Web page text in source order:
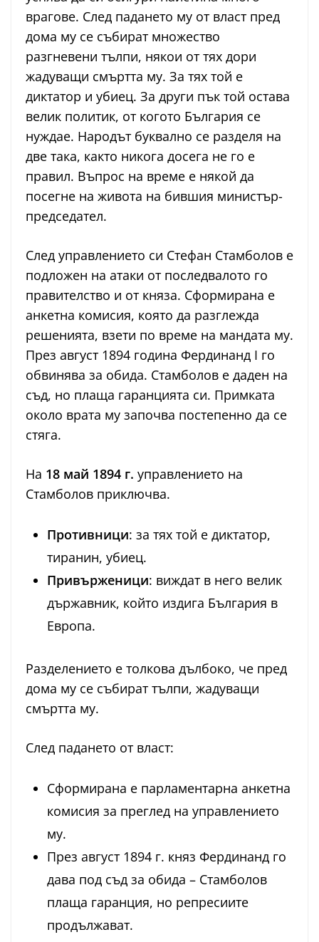
врагове. След падането му от власт пред
дома му се събират множество
разгневени тълпи, някои от тях дори
жадуващи смъртта му. За тях той е
диктатор и убиец. За други пък той остава
велик политик, от когото България се
нуждае. Народът буквално се разделя на
две така, както никога досега не го е
правил. Въпрос на време е някой да
посегне на живота на бившия министър-
председател.
След управлението си Стефан Стамболов е
подложен на атаки от последвалото го
правителство и от княза. Сформирана е
анкетна комисия, която да разглежда
решенията, взети по време на мандата му.
През август 1894 година Фердинанд I го
обвинява за обида. Стамболов е даден на
съд, но плаща гаранцията си. Примката
около врата му започва постепенно да се
стяга.
На 18 май 1894 г. управлението на
Стамболов приключва.
Противници: за тях той е диктатор,
тиранин, убиец.
Привърженици: виждат в него велик
държавник, който издига България в
Европа.
Разделението е толкова дълбоко, че пред
дома му се събират тълпи, жадуващи
смъртта му.
След падането от власт:
Сформирана е парламентарна анкетна
комисия за преглед на управлението
му.
През август 1894 г. княз Фердинанд го
дава под съд за обида – Стамболов
плаща гаранция, но репресиите
продължават.